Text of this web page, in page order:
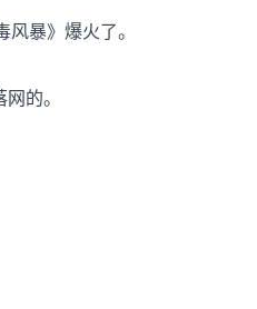
风暴》爆火了。
的。